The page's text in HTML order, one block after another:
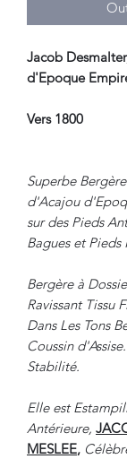
Jacob
d'Epoque
Vers 1800
Superbe
d'Acajou
sur des Pieds
Bagues et Pieds
Bergère à
Ravissant Tissu
Dans Les Tons
Coussin
Stabilité.
Elle est
Antérieure,
MESLEE,